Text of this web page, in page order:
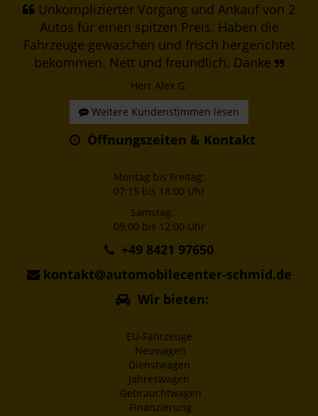
Unkomplizierter Vorgang und Ankauf von 2
Autos für einen spitzen Preis. Haben die
Fahrzeuge gewaschen und frisch hergerichtet
bekommen. Nett und freundlich. Danke
Herr Alex G.
Weitere Kundenstimmen lesen
Öffnungszeiten & Kontakt
Montag bis Freitag:
07:15 bis 18:00 Uhr
Samstag:
09:00 bis 12:00 Uhr
+49 8421 97650
kontakt@automobilecenter-schmid.de
Wir bieten:
EU-Fahrzeuge
Neuwagen
Dienstwagen
Jahreswagen
Gebrauchtwagen
Finanzierung